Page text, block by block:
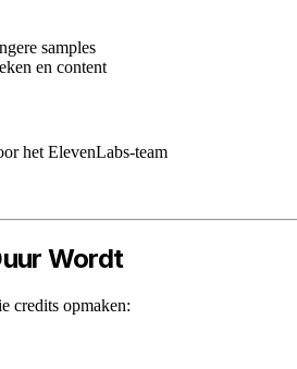
samples
en content
het ElevenLabs-team
Wordt
credits opmaken: